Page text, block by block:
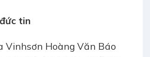
tin
Vinhsơn Hoàng Văn Báo